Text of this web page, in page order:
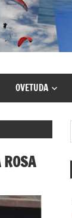
OVETUDA